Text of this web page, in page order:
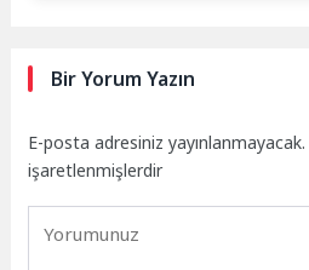
Bir Yorum Yazın
E-posta adresiniz yayınlanmayacak.
işaretlenmişlerdir